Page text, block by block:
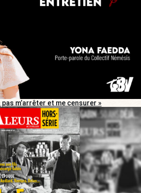
pas m’arrêter et me censurer »